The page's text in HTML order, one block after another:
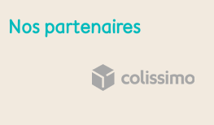
Nos partenaires